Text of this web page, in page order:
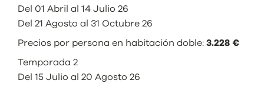
Del 01 Abril al 14 Julio 26
Del 21 Agosto al 31 Octubre 26
Precios por persona en habitación doble: 3.228 €
Temporada 2
Del 15 Julio al 20 Agosto 26